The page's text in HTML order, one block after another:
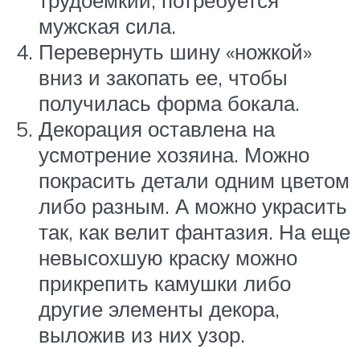
мужская сила.
Перевернуть шину «ножкой»
вниз и закопать ее, чтобы
получилась форма бокала.
Декорация оставлена на
усмотрение хозяина. Можно
покрасить детали одним цветом
либо разным. А можно украсить
так, как велит фантазия. На еще
невысохшую краску можно
прикрепить камушки либо
другие элементы декора,
выложив из них узор.